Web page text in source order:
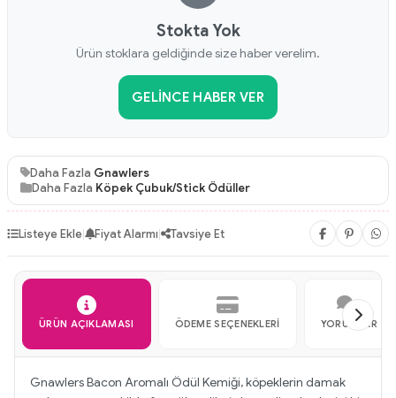
Stokta Yok
Ürün stoklara geldiğinde size haber verelim.
GELINCE HABER VER
Daha Fazla Gnawlers
Daha Fazla Köpek Çubuk/Stick Ödüller
Listeye Ekle| Fiyat Alarmı| Tavsiye Et
ÜRÜN AÇIKLAMASI ÖDEME SEÇENEKLERI YORUMLAR
Gnawlers Bacon Aromalı Ödül Kemiği, köpeklerin damak